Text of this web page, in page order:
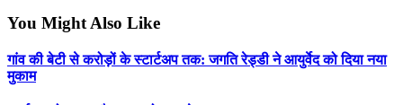
You Might Also Like
गांव की बेटी से करोड़ों के स्टार्टअप तक: जगति रेड्डी ने आयुर्वेद को दिया नया
मुकाम